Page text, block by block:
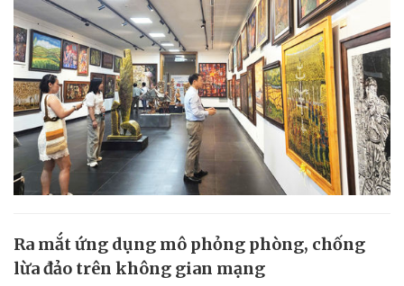
Ra mắt ứng dụng mô phỏng phòng, chống
lừa đảo trên không gian mạng